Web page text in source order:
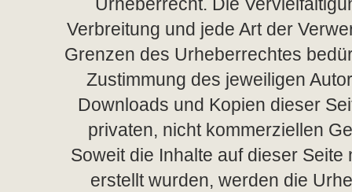
Verbreitung und jede Art der
Grenzen des Urheberrechtes
Zustimmung des jeweiligen
Downloads und Kopien dieser
privaten, nicht kommerziellen
Soweit die Inhalte auf dieser Seite
erstellt wurden, werden die